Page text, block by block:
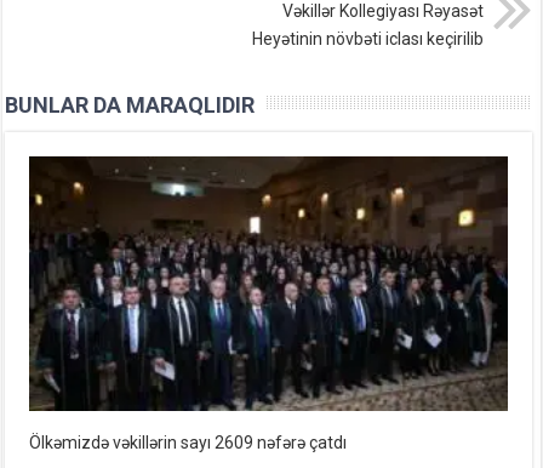
Vəkillər Kollegiyası Rəyasət
Heyətinin növbəti iclası keçirilib
BUNLAR DA MARAQLIDIR
Ölkəmizdə vəkillərin sayı 2609 nəfərə çatdı